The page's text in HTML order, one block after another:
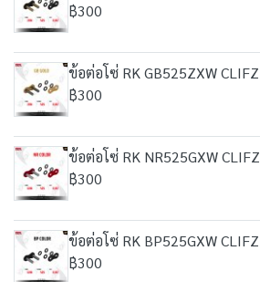
฿300
ข้อต่อโซ่ RK GB525ZXW CLIFZ
฿300
ข้อต่อโซ่ RK NR525GXW CLIFZ
฿300
ข้อต่อโซ่ RK BP525GXW CLIFZ
฿300